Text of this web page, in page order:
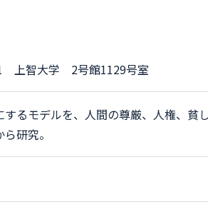
上智大学 2号館1129号室
るモデルを、人間の尊厳、人権、貧
研究。